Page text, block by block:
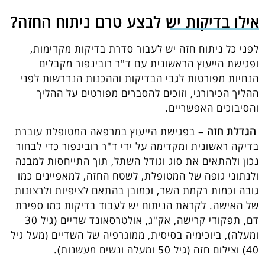
אילו בדיקות יש לבצע טרם ניתוח החזה?
לפני כל ניתוח חזה יש לעבור סדרת בדיקות מקדימות,
ופגישת הייעוץ הראשונית עם ד"ר רובינפור מקבלים
הנחיות מפורטות לגבי הבדיקות וההכנות הנדרשות לפני
ההליך הכירורגי, וזוכים להסברים מפורטים על ההליך
והסיבוכים האפשריים.
הגדלת חזה – בפגישת הייעוץ במרפאה המטופלת עוברת
בדיקה ראשונית ומקדימה על ידי ד"ר רובינפור כדי לבחור
נכון ולהתאים את סוג וגודל השתל, תוך התייחסות למבנה
ולנתוני גופה של המטופלת, לשטח החזה, למאפיינים כמו
גובה וכמות רקמת השד, וכמובן בהתאם לציפיות ולרצונות
של האישה. לקראת הניתוח יש לעבוד בדיקות כמו ספירת
דם, תפקודי קרישה, אק"ג, אולטרסאונד שדיים (גיל 30
ומעלה), ביוכימיה בסיסית, ממוגרפיה של השדיים (מעל גיל
40) וצילום חזה (גיל 50 ומעלה ונשים מעשנות).